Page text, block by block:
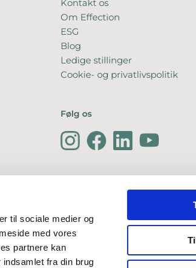
til sociale medier og
med vores
partnere kan
fra din brug
Kontakt os
Om Effection
ESG
Blog
Ledige stillinger
Cookie- og privatlivspolitik
Følg os